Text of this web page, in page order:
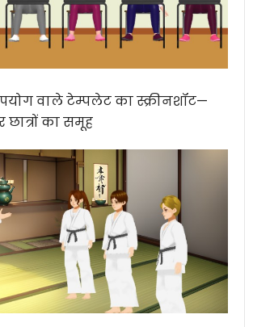
वाले टेम्पलेट का स्क्रीनशॉट—
का समूह